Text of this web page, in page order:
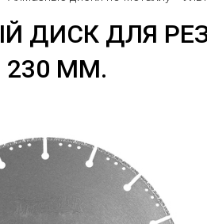
ДИСК ДЛЯ
ММ.